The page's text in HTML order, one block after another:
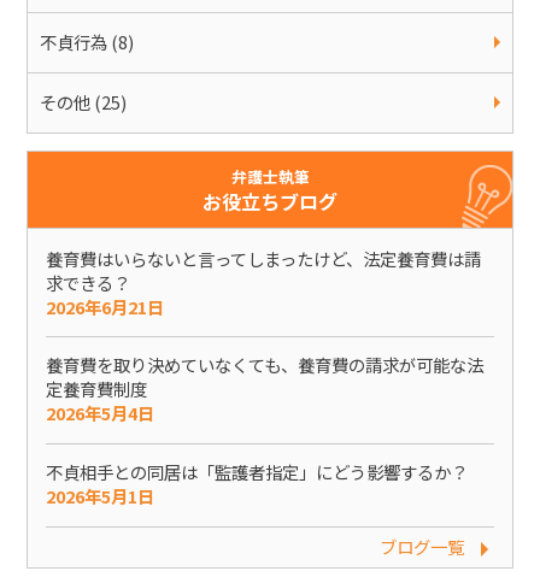
不貞行為 (8)
その他 (25)
弁護士執筆
お役立ちブログ
養育費はいらないと言ってしまったけど、法定養育費は請
求できる？
2026年6月21日
養育費を取り決めていなくても、養育費の請求が可能な法
定養育費制度
2026年5月4日
不貞相手との同居は「監護者指定」にどう影響するか？
2026年5月1日
ブログ一覧